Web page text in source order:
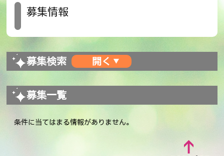
募集情報
募集検索
募集一覧
条件に当てはまる情報がありません。